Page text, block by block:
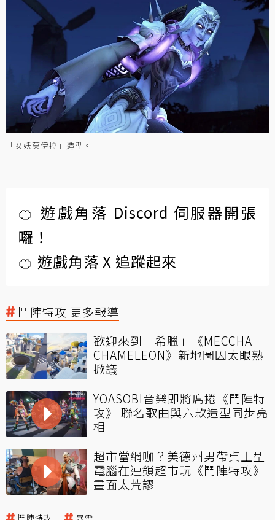
「女妖莫伊拉」造型。
🍊 遊戲角落 Discord 伺服器開張
囉！
🍊 遊戲角落 X 追蹤起來
鬥陣特攻 更多報導
歡迎來到「希臘」《MECCHA
CHAMELEON》新地圖因太眼熟
掀議
YOASOBI音樂即將席捲《鬥陣特
攻》 聯名歌曲與六款造型同步亮
相
超市當網咖？美德州男帶桌上型
電腦在連鎖超市玩《鬥陣特攻》
畫面太荒謬